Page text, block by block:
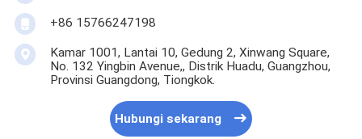
+86 15766247198
Kamar 1001, Lantai 10, Gedung 2, Xinwang Square,
No. 132 Yingbin Avenue,, Distrik Huadu, Guangzhou,
Provinsi Guangdong, Tiongkok.
Hubungi sekarang